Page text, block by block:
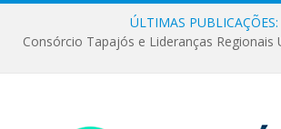
ÚLTIMAS PUBLICAÇÕES: